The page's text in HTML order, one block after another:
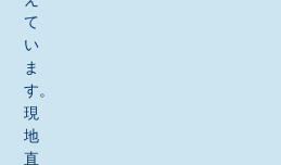
て
い
ま
す。
現
地
直